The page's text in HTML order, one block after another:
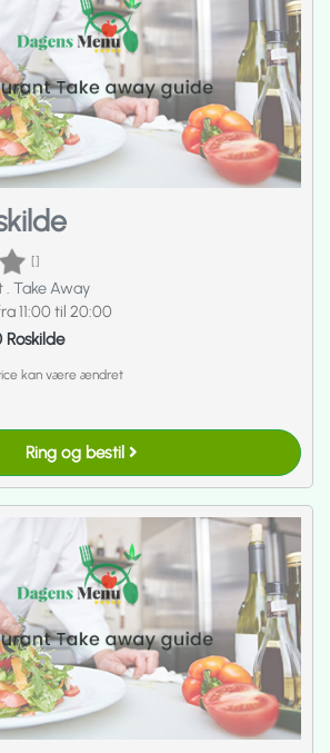
[]
Take Away
11:00 til 20:00
kan være ændret
Ring og bestil